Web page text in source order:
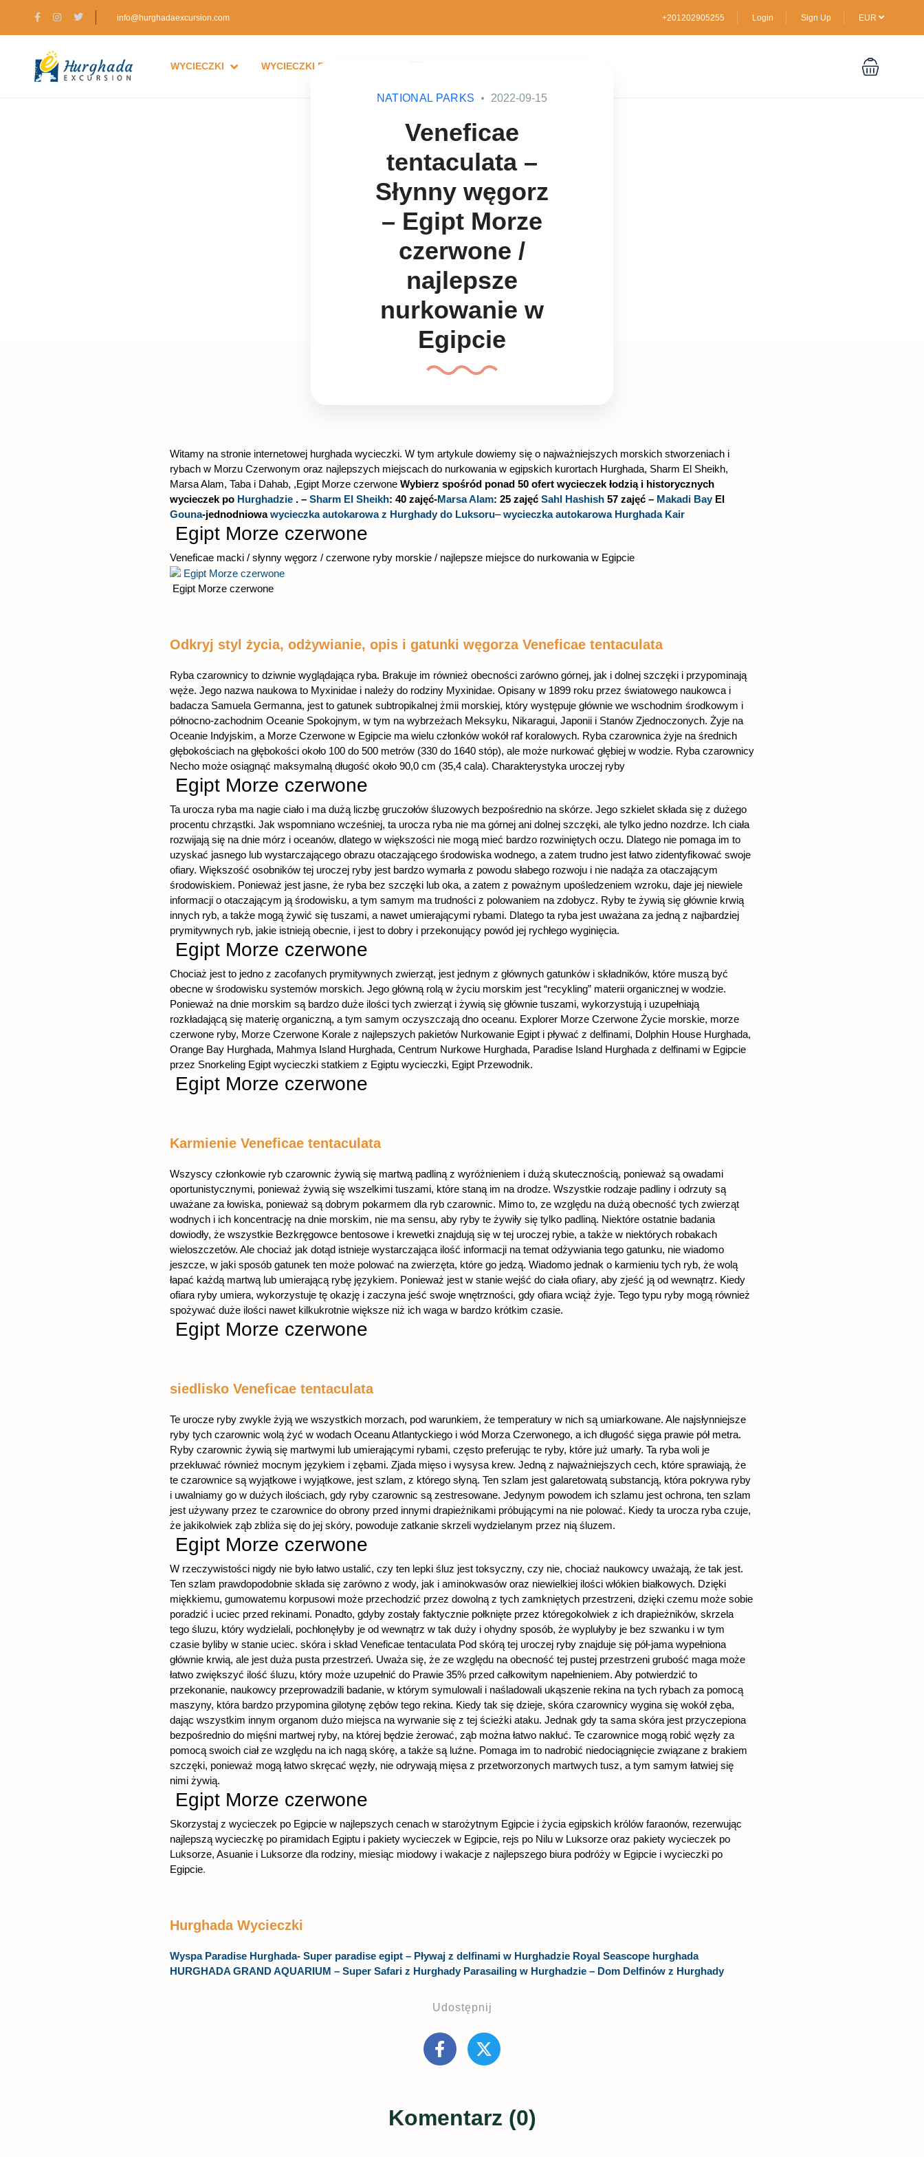
info@hurghadaexcursion.com +201202905255 Login Sign Up EUR
WYCIECZKI WYCIECZKI PO EGIPCIE
NATIONAL PARKS 2022-09-15
Veneficae
tentaculata –
Słynny węgorz
– Egipt Morze
czerwone /
najlepsze
nurkowanie w
Egipcie
Witamy na stronie internetowej hurghada wycieczki. W tym artykule dowiemy się o najważniejszych morskich stworzeniach i
rybach w Morzu Czerwonym oraz najlepszych miejscach do nurkowania w egipskich kurortach Hurghada, Sharm El Sheikh,
Marsa Alam, Taba i Dahab, ,Egipt Morze czerwone Wybierz spośród ponad 50 ofert wycieczek łodzią i historycznych
wycieczek po Hurghadzie . – Sharm El Sheikh: 40 zajęć-Marsa Alam: 25 zajęć Sahl Hashish 57 zajęć – Makadi BayEl
Gouna-jednodniowawycieczka autokarowa z Hurghady do Luksoru–wycieczka autokarowa Hurghada Kair
Egipt Morze czerwone
Veneficae macki / słynny węgorz / czerwone ryby morskie / najlepsze miejsce do nurkowania w Egipcie
Egipt Morze czerwone
Odkryj styl życia, odżywianie, opis i gatunki węgorza Veneficae tentaculata
Ryba czarownicy to dziwnie wyglądająca ryba. Brakuje im również obecności zarówno górnej, jak i dolnej szczęki i przypominają
węże. Jego nazwa naukowa to Myxinidae i należy do rodziny Myxinidae. Opisany w 1899 roku przez światowego naukowca i
badacza Samuela Germanna, jest to gatunek subtropikalnej żmii morskiej, który występuje głównie we wschodnim środkowym i
północno-zachodnim Oceanie Spokojnym, w tym na wybrzeżach Meksyku, Nikaragui, Japonii i Stanów Zjednoczonych. Żyje na
Oceanie Indyjskim, a Morze Czerwone w Egipcie ma wielu członków wokół raf koralowych. Ryba czarownica żyje na średnich
głębokościach na głębokości około 100 do 500 metrów (330 do 1640 stóp), ale może nurkować głębiej w wodzie. Ryba czarownicy
Necho może osiągnąć maksymalną długość około 90,0 cm (35,4 cala). Charakterystyka uroczej ryby
Egipt Morze czerwone
Ta urocza ryba ma nagie ciało i ma dużą liczbę gruczołów śluzowych bezpośrednio na skórze. Jego szkielet składa się z dużego
procentu chrząstki. Jak wspomniano wcześniej, ta urocza ryba nie ma górnej ani dolnej szczęki, ale tylko jedno nozdrze. Ich ciała
rozwijają się na dnie mórz i oceanów, dlatego w większości nie mogą mieć bardzo rozwiniętych oczu. Dlatego nie pomaga im to
uzyskać jasnego lub wystarczającego obrazu otaczającego środowiska wodnego, a zatem trudno jest łatwo zidentyfikować swoje
ofiary. Większość osobników tej uroczej ryby jest bardzo wymarła z powodu słabego rozwoju i nie nadąża za otaczającym
środowiskiem. Ponieważ jest jasne, że ryba bez szczęki lub oka, a zatem z poważnym upośledzeniem wzroku, daje jej niewiele
informacji o otaczającym ją środowisku, a tym samym ma trudności z polowaniem na zdobycz. Ryby te żywią się głównie krwią
innych ryb, a także mogą żywić się tuszami, a nawet umierającymi rybami. Dlatego ta ryba jest uważana za jedną z najbardziej
prymitywnych ryb, jakie istnieją obecnie, i jest to dobry i przekonujący powód jej rychłego wyginięcia.
Egipt Morze czerwone
Chociaż jest to jedno z zacofanych prymitywnych zwierząt, jest jednym z głównych gatunków i składników, które muszą być
obecne w środowisku systemów morskich. Jego główną rolą w życiu morskim jest “recykling” materii organicznej w wodzie.
Ponieważ na dnie morskim są bardzo duże ilości tych zwierząt i żywią się głównie tuszami, wykorzystują i uzupełniają
rozkładającą się materię organiczną, a tym samym oczyszczają dno oceanu. Explorer Morze Czerwone Życie morskie, morze
czerwone ryby, Morze Czerwone Korale z najlepszych pakietów Nurkowanie Egipt i pływać z delfinami, Dolphin House Hurghada,
Orange Bay Hurghada, Mahmya Island Hurghada, Centrum Nurkowe Hurghada, Paradise Island Hurghada z delfinami w Egipcie
przez Snorkeling Egipt wycieczki statkiem z Egiptu wycieczki, Egipt Przewodnik.
Egipt Morze czerwone
Karmienie Veneficae tentaculata
Wszyscy członkowie ryb czarownic żywią się martwą padliną z wyróżnieniem i dużą skutecznością, ponieważ są owadami
oportunistycznymi, ponieważ żywią się wszelkimi tuszami, które staną im na drodze. Wszystkie rodzaje padliny i odrzuty są
uważane za łowiska, ponieważ są dobrym pokarmem dla ryb czarownic. Mimo to, ze względu na dużą obecność tych zwierząt
wodnych i ich koncentrację na dnie morskim, nie ma sensu, aby ryby te żywiły się tylko padliną. Niektóre ostatnie badania
dowiodły, że wszystkie Bezkręgowce bentosowe i krewetki znajdują się w tej uroczej rybie, a także w niektórych robakach
wieloszczetów. Ale chociaż jak dotąd istnieje wystarczająca ilość informacji na temat odżywiania tego gatunku, nie wiadomo
jeszcze, w jaki sposób gatunek ten może polować na zwierzęta, które go jedzą. Wiadomo jednak o karmieniu tych ryb, że wolą
łapać każdą martwą lub umierającą rybę językiem. Ponieważ jest w stanie wejść do ciała ofiary, aby zjeść ją od wewnątrz. Kiedy
ofiara ryby umiera, wykorzystuje tę okazję i zaczyna jeść swoje wnętrzności, gdy ofiara wciąż żyje. Tego typu ryby mogą również
spożywać duże ilości nawet kilkukrotnie większe niż ich waga w bardzo krótkim czasie.
Egipt Morze czerwone
siedlisko Veneficae tentaculata
Te urocze ryby zwykle żyją we wszystkich morzach, pod warunkiem, że temperatury w nich są umiarkowane. Ale najsłynniejsze
ryby tych czarownic wolą żyć w wodach Oceanu Atlantyckiego i wód Morza Czerwonego, a ich długość sięga prawie pół metra.
Ryby czarownic żywią się martwymi lub umierającymi rybami, często preferując te ryby, które już umarły. Ta ryba woli je
przekłuwać również mocnym językiem i zębami. Zjada mięso i wysysa krew. Jedną z najważniejszych cech, które sprawiają, że
te czarownice są wyjątkowe i wyjątkowe, jest szlam, z którego słyną. Ten szlam jest galaretowatą substancją, która pokrywa ryby
i uwalniamy go w dużych ilościach, gdy ryby czarownic są zestresowane. Jedynym powodem ich szlamu jest ochrona, ten szlam
jest używany przez te czarownice do obrony przed innymi drapieżnikami próbującymi na nie polować. Kiedy ta urocza ryba czuje,
że jakikolwiek ząb zbliża się do jej skóry, powoduje zatkanie skrzeli wydzielanym przez nią śluzem.
Egipt Morze czerwone
W rzeczywistości nigdy nie było łatwo ustalić, czy ten lepki śluz jest toksyczny, czy nie, chociaż naukowcy uważają, że tak jest.
Ten szlam prawdopodobnie składa się zarówno z wody, jak i aminokwasów oraz niewielkiej ilości włókien białkowych. Dzięki
miękkiemu, gumowatemu korpusowi może przechodzić przez dowolną z tych zamkniętych przestrzeni, dzięki czemu może sobie
poradzić i uciec przed rekinami. Ponadto, gdyby zostały faktycznie połknięte przez któregokolwiek z ich drapieżników, skrzela
tego śluzu, który wydzielali, pochłonęłyby je od wewnątrz w tak duży i ohydny sposób, że wyplułyby je bez szwanku i w tym
czasie byliby w stanie uciec. skóra i skład Veneficae tentaculata Pod skórą tej uroczej ryby znajduje się pół-jama wypełniona
głównie krwią, ale jest duża pusta przestrzeń. Uważa się, że ze względu na obecność tej pustej przestrzeni grubość maga może
łatwo zwiększyć ilość śluzu, który może uzupełnić do Prawie 35% przed całkowitym napełnieniem. Aby potwierdzić to
przekonanie, naukowcy przeprowadzili badanie, w którym symulowali i naśladowali ukąszenie rekina na tych rybach za pomocą
maszyny, która bardzo przypomina gilotynę zębów tego rekina. Kiedy tak się dzieje, skóra czarownicy wygina się wokół zęba,
dając wszystkim innym organom dużo miejsca na wyrwanie się z tej ścieżki ataku. Jednak gdy ta sama skóra jest przyczepiona
bezpośrednio do mięśni martwej ryby, na której będzie żerować, ząb można łatwo nakłuć. Te czarownice mogą robić węzły za
pomocą swoich ciał ze względu na ich nagą skórę, a także są luźne. Pomaga im to nadrobić niedociągnięcie związane z brakiem
szczęki, ponieważ mogą łatwo skręcać węzły, nie odrywają mięsa z przetworzonych martwych tusz, a tym samym łatwiej się
nimi żywią.
Egipt Morze czerwone
Skorzystaj z wycieczek po Egipcie w najlepszych cenach w starożytnym Egipcie i życia egipskich królów faraonów, rezerwując
najlepszą wycieczkę po piramidach Egiptu i pakiety wycieczek w Egipcie, rejs po Nilu w Luksorze oraz pakiety wycieczek po
Luksorze, Asuanie i Luksorze dla rodziny, miesiąc miodowy i wakacje z najlepszego biura podróży w Egipcie i wycieczki po
Egipcie.
Hurghada Wycieczki
Wyspa Paradise Hurghada- Super paradise egipt – Pływaj z delfinami w Hurghadzie Royal Seascope hurghada
HURGHADA GRAND AQUARIUM – Super Safari z Hurghady Parasailing w Hurghadzie – Dom Delfinów z Hurghady
Udostępnij
Komentarz (0)